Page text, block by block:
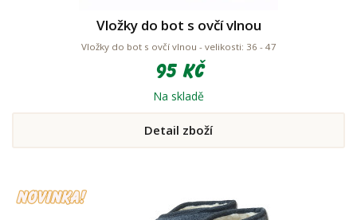
Vložky do bot s ovčí vlnou
Vložky do bot s ovčí vlnou - velikosti: 36 - 47
95 Kč
Na skladě
Detail zboží